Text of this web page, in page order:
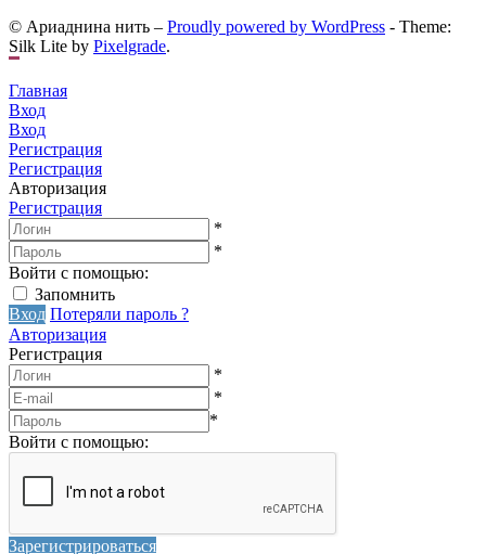
© Ариаднина нить – Proudly powered by WordPress - Theme:
Silk Lite by Pixelgrade.
Главная
Вход
Вход
Регистрация
Регистрация
Авторизация
Регистрация
*
*
Войти с помощью:
Запомнить
Вход Потеряли пароль ?
Авторизация
Регистрация
*
*
*
Войти с помощью:
Зарегистрироваться